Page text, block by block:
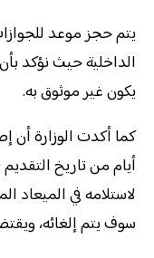
يتم حجز موعد
الداخلية حيث نؤكد
يكون غير موثوق به.
كما أكدت الوزارة أن
أيام من تاريخ
لاستلامه في الميعاد
سوف يتم إلغائه،